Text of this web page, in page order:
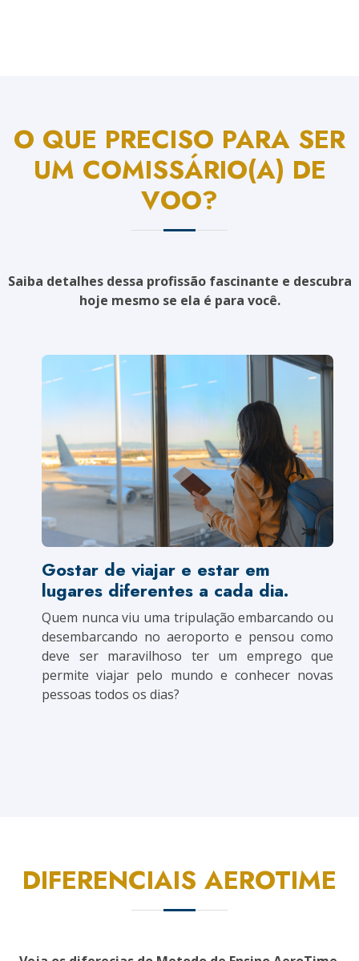
O QUE PRECISO PARA SER
UM COMISSÁRIO(A) DE
VOO?
Saiba detalhes dessa profissão fascinante e descubra
hoje mesmo se ela é para você.
Gostar de viajar e estar em
lugares diferentes a cada dia.
Quem nunca viu uma tripulação embarcando ou
desembarcando no aeroporto e pensou como
deve ser maravilhoso ter um emprego que
permite viajar pelo mundo e conhecer novas
pessoas todos os dias?
DIFERENCIAIS AEROTIME